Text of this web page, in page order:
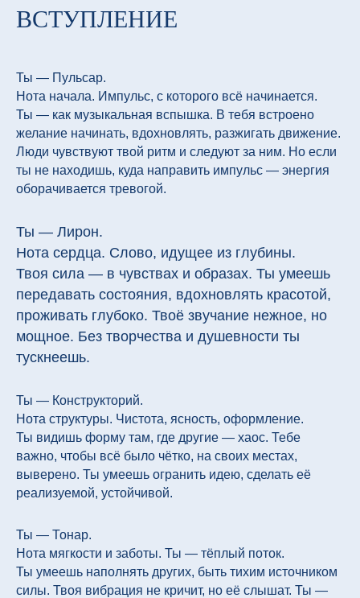
ВСТУПЛЕНИЕ
Ты — Пульсар.
Нота начала. Импульс, с которого всё начинается.
Ты — как музыкальная вспышка. В тебя встроено
желание начинать, вдохновлять, разжигать движение.
Люди чувствуют твой ритм и следуют за ним. Но если
ты не находишь, куда направить импульс — энергия
оборачивается тревогой.
Ты — Лирон.
Нота сердца. Слово, идущее из глубины.
Твоя сила — в чувствах и образах. Ты умеешь
передавать состояния, вдохновлять красотой,
проживать глубоко. Твоё звучание нежное, но
мощное. Без творчества и душевности ты
тускнеешь.
Ты — Конструкторий.
Нота структуры. Чистота, ясность, оформление.
Ты видишь форму там, где другие — хаос. Тебе
важно, чтобы всё было чётко, на своих местах,
выверено. Ты умеешь огранить идею, сделать её
реализуемой, устойчивой.
Ты — Тонар.
Нота мягкости и заботы. Ты — тёплый поток.
Ты умеешь наполнять других, быть тихим источником
силы. Твоя вибрация не кричит, но её слышат. Ты —